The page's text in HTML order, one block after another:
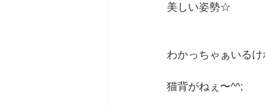
美しい姿勢☆
わかっちゃぁいる
猫背がねぇ〜^^;